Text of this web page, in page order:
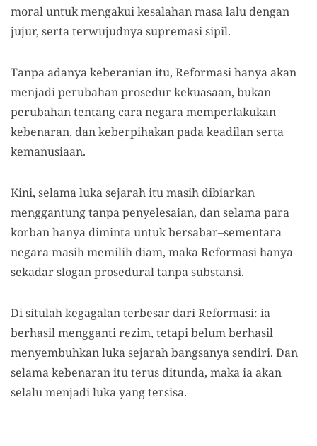
moral untuk mengakui kesalahan masa lalu dengan
jujur, serta terwujudnya supremasi sipil.
Tanpa adanya keberanian itu, Reformasi hanya akan
menjadi perubahan prosedur kekuasaan, bukan
perubahan tentang cara negara memperlakukan
kebenaran, dan keberpihakan pada keadilan serta
kemanusiaan.
Kini, selama luka sejarah itu masih dibiarkan
menggantung tanpa penyelesaian, dan selama para
korban hanya diminta untuk bersabar–sementara
negara masih memilih diam, maka Reformasi hanya
sekadar slogan prosedural tanpa substansi.
Di situlah kegagalan terbesar dari Reformasi: ia
berhasil mengganti rezim, tetapi belum berhasil
menyembuhkan luka sejarah bangsanya sendiri. Dan
selama kebenaran itu terus ditunda, maka ia akan
selalu menjadi luka yang tersisa.